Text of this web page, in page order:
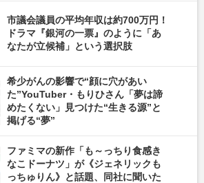
市議会議員の平均年収は約700万円！
ドラマ『銀河の一票』のように「あ
なたが立候補」という選択肢
希少がんの影響で“顔に穴があい
た”YouTuber・もりひさん「夢は諦
めたくない」見つけた“生きる源”と
掲げる“夢”
ファミマの新作「も～っちり食感き
なこドーナツ」が《ジェネリックも
っちゅりん》と話題、同社に聞いた